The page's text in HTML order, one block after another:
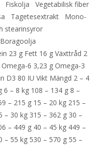
Fiskolja Vegetabilisk fiber
Tagetesextrakt Mono-
stearinsyror
23 g Fett 16 g Växttråd 2
6 3,23 g Omega-3
D3 80 IU Vikt Mängd 2 – 4
6 – 8 kg 108 – 134 g 8 –
– 215 g 15 – 20 kg 215 –
– 30 kg 315 – 362 g 30 –
– 449 g 40 – 45 kg 449 –
– 55 kg 530 – 570 g 55 –